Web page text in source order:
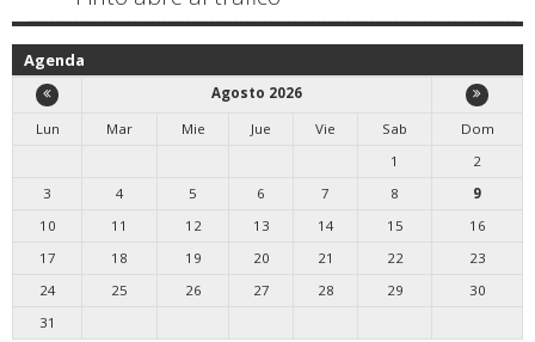
Agenda
Agosto 2026
Lun
Mar Mie Jue Vie Sab
Dom
1
2
3
4 5 6 7 8
9
10
11 12 13 14 15
16
17
18 19 20 21 22
23
24
25 26 27 28 29
30
31